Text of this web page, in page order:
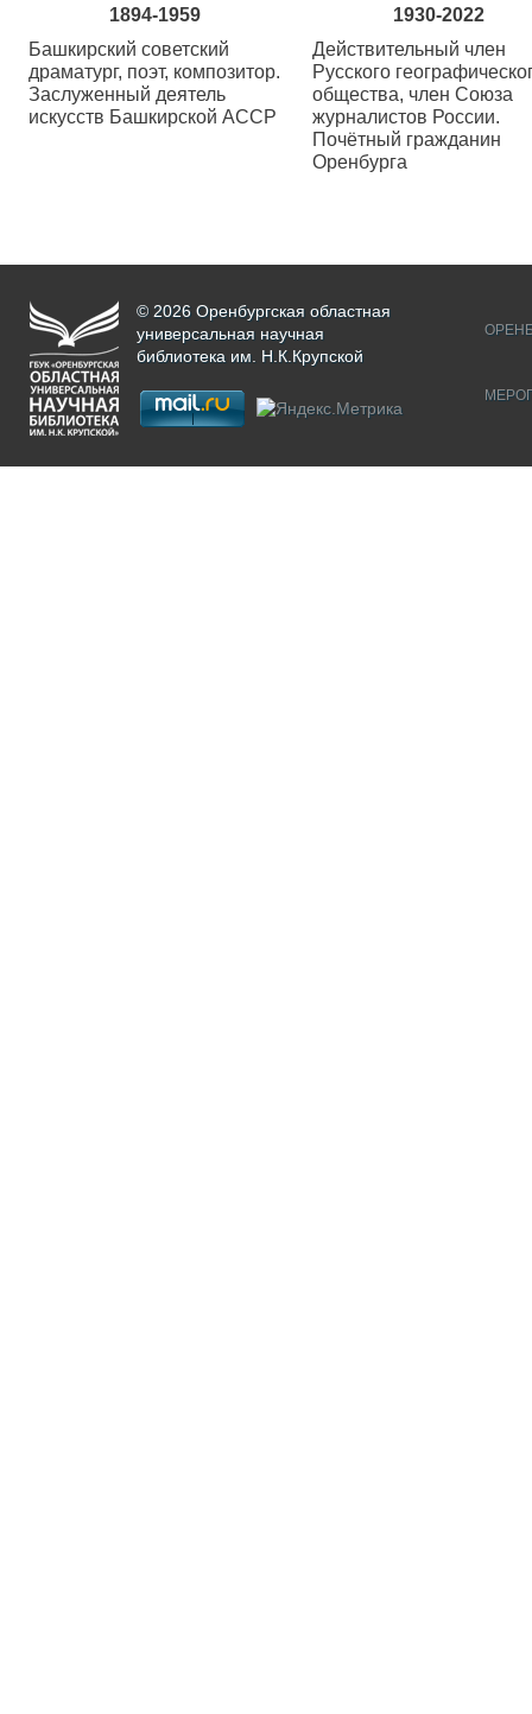
1894-1959
Башкирский советский
драматург, поэт, композитор.
Заслуженный деятель
искусств Башкирской АССР
1930-2022
Действительный член
Русского
общества, член Союза
журналистов России.
Почётный гражданин
Оренбурга
© 2026 Оренбургская областная
универсальная научная
библиотека им. Н.К.Крупской